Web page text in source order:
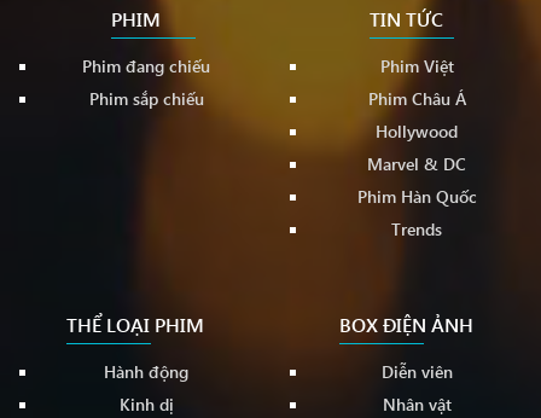
PHIM
Phim đang chiếu
Phim sắp chiếu
TIN TỨC
Phim Việt
Phim Châu Á
Hollywood
Marvel & DC
Phim Hàn Quốc
Trends
THỂ LOẠI PHIM
Hành động
Kinh dị
BOX ĐIỆN ẢNH
Diễn viên
Nhân vật